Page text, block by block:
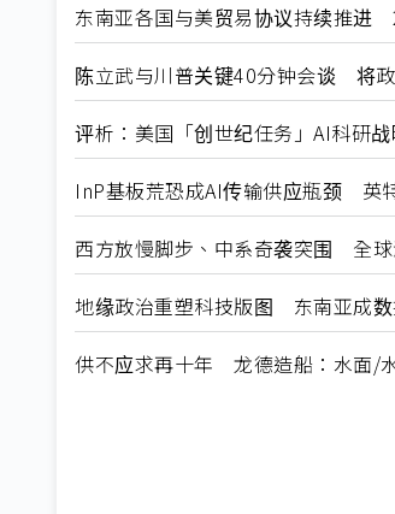
东南亚各国与美贸易协议持续推进
陈立武与川普关键40分钟会谈 将
评析：美国「创世纪任务」AI科研
InP基板荒恐成AI传输供应瓶颈 英
西方放慢脚步、中系奇袭突围 全
地缘政治重塑科技版图 东南亚成
供不应求再十年 龙德造船：水面/